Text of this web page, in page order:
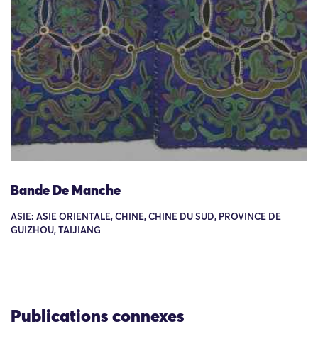
Bande De Manche
ASIE: ASIE ORIENTALE, CHINE, CHINE DU SUD, PROVINCE DE
GUIZHOU, TAIJIANG
Publications connexes